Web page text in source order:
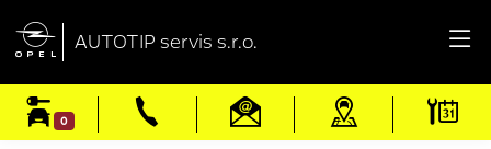
 AUTOTIP servis s.r.o.
0